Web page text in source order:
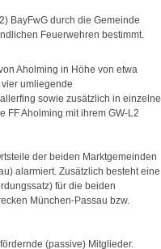
BayFwG durch die Gemeinde
Feuerwehren bestimmt.
Aholming in Höhe von etwa
umliegende
sowie zusätzlich in einzelne
FF Aholming mit ihrem GW-L2
der beiden Marktgemeinden
alarmiert. Zusätzlich besteht eine
für die beiden
München-Passau bzw.
(passive) Mitglieder.